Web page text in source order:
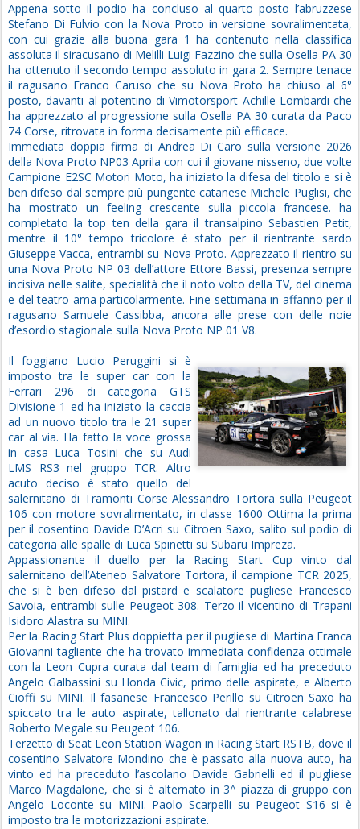
Appena sotto il podio ha concluso al quarto posto l’abruzzese
Stefano Di Fulvio con la Nova Proto in versione sovralimentata,
con cui grazie alla buona gara 1 ha contenuto nella classifica
assoluta il siracusano di Melilli Luigi Fazzino che sulla Osella PA 30
ha ottenuto il secondo tempo assoluto in gara 2. Sempre tenace
il ragusano Franco Caruso che su Nova Proto ha chiuso al 6°
posto, davanti al potentino di Vimotorsport Achille Lombardi che
ha apprezzato al progressione sulla Osella PA 30 curata da Paco
74 Corse, ritrovata in forma decisamente più efficace.
Immediata doppia firma di Andrea Di Caro sulla versione 2026
della Nova Proto NP03 Aprila con cui il giovane nisseno, due volte
Campione E2SC Motori Moto, ha iniziato la difesa del titolo e si è
ben difeso dal sempre più pungente catanese Michele Puglisi, che
ha mostrato un feeling crescente sulla piccola francese. ha
completato la top ten della gara il transalpino Sebastien Petit,
mentre il 10° tempo tricolore è stato per il rientrante sardo
Giuseppe Vacca, entrambi su Nova Proto. Apprezzato il rientro su
una Nova Proto NP 03 dell’attore Ettore Bassi, presenza sempre
incisiva nelle salite, specialità che il noto volto della TV, del cinema
e del teatro ama particolarmente. Fine settimana in affanno per il
ragusano Samuele Cassibba, ancora alle prese con delle noie
d’esordio stagionale sulla Nova Proto NP 01 V8.
Il foggiano Lucio Peruggini si è
imposto tra le super car con la
Ferrari 296 di categoria GTS
Divisione 1 ed ha iniziato la caccia
ad un nuovo titolo tra le 21 super
car al via. Ha fatto la voce grossa
in casa Luca Tosini che su Audi
LMS RS3 nel gruppo TCR. Altro
acuto deciso è stato quello del
salernitano di Tramonti Corse Alessandro Tortora sulla Peugeot
106 con motore sovralimentato, in classe 1600 Ottima la prima
per il cosentino Davide D’Acri su Citroen Saxo, salito sul podio di
categoria alle spalle di Luca Spinetti su Subaru Impreza.
Appassionante il duello per la Racing Start Cup vinto dal
salernitano dell’Ateneo Salvatore Tortora, il campione TCR 2025,
che si è ben difeso dal pistard e scalatore pugliese Francesco
Savoia, entrambi sulle Peugeot 308. Terzo il vicentino di Trapani
Isidoro Alastra su MINI.
Per la Racing Start Plus doppietta per il pugliese di Martina Franca
Giovanni tagliente che ha trovato immediata confidenza ottimale
con la Leon Cupra curata dal team di famiglia ed ha preceduto
Angelo Galbassini su Honda Civic, primo delle aspirate, e Alberto
Cioffi su MINI. Il fasanese Francesco Perillo su Citroen Saxo ha
spiccato tra le auto aspirate, tallonato dal rientrante calabrese
Roberto Megale su Peugeot 106.
Terzetto di Seat Leon Station Wagon in Racing Start RSTB, dove il
cosentino Salvatore Mondino che è passato alla nuova auto, ha
vinto ed ha preceduto l’ascolano Davide Gabrielli ed il pugliese
Marco Magdalone, che si è alternato in 3^ piazza di gruppo con
Angelo Loconte su MINI. Paolo Scarpelli su Peugeot S16 si è
imposto tra le motorizzazioni aspirate.